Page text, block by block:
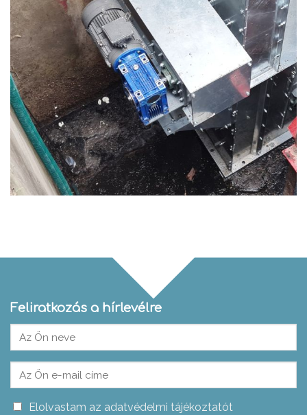
Feliratkozás a hírlevélre
Elolvastam az adatvédelmi tájékoztatót